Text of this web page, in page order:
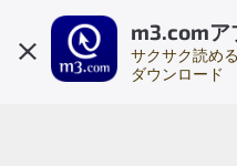
m3.comア
サクサク読め
ダウンロード